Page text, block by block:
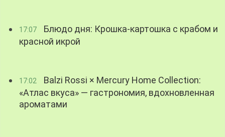
17:07
Блюдо дня: Крошка-картошка с крабом и
красной икрой
17:02
Balzi Rossi × Mercury Home Collection:
«Атлас вкуса» — гастрономия, вдохновленная
ароматами